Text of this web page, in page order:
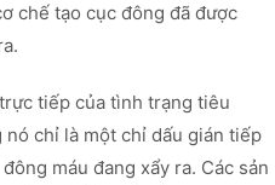
chế tạo cục đông đã được
tiếp của tình trạng tiêu
chỉ là một chỉ dấu gián tiếp
máu đang xẩy ra. Các sản